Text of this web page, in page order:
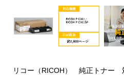
リコー（RICOH） 純正トナー